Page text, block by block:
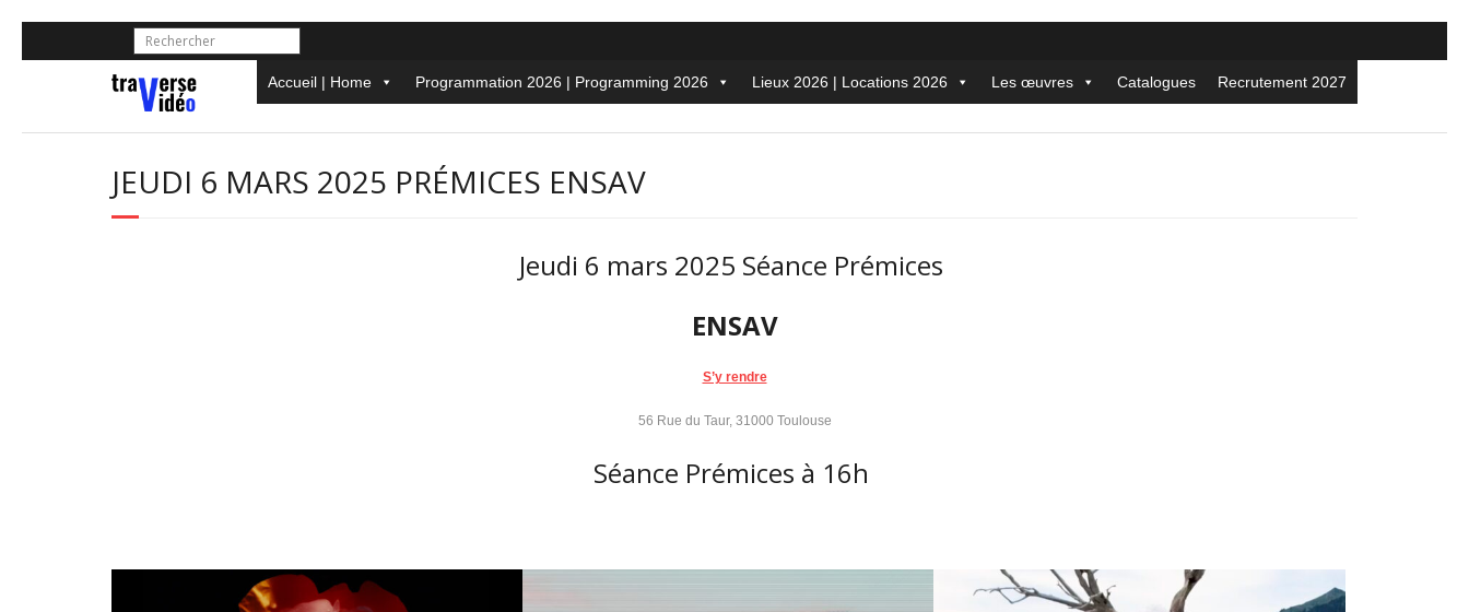
Accueil | Home Programmation 2026 | Programming 2026 Lieux 2026 | Locations 2026 Les œuvres Catalogues Recrutement 2027
JEUDI 6 MARS 2025 PRÉMICES ENSAV
Jeudi 6 mars 2025 Séance Prémices
ENSAV
S’y rendre
56 Rue du Taur, 31000 Toulouse
Séance Prémices à 16h